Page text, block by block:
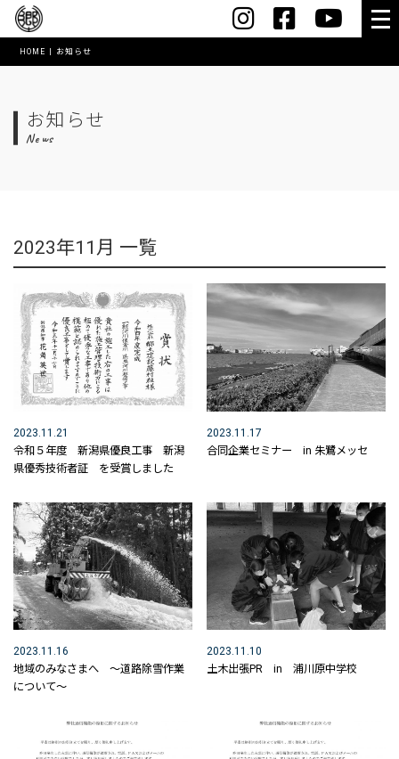
HOME お知らせ
お知らせ
News
2023年11月 一覧
2023.11.21
令和５年度 新潟県優良工事 新潟
県優秀技術者証 を受賞しました
2023.11.17
合同企業セミナー in 朱鷺メッセ
2023.11.16
地域のみなさまへ ～道路除雪作業
について～
2023.11.10
土木出張PR in 浦川原中学校
会社案内
コワーキングスペース【MushRoom】
アクセス
表彰実績
創業60年記念誌
未来へ向けた取り組みについて
SDGｓの取組
ICTの取り組み
ICT活用工事の流れ
3次元起工測量
3次元設計データ作成
ICT建機による施工
所有するICT関連機器